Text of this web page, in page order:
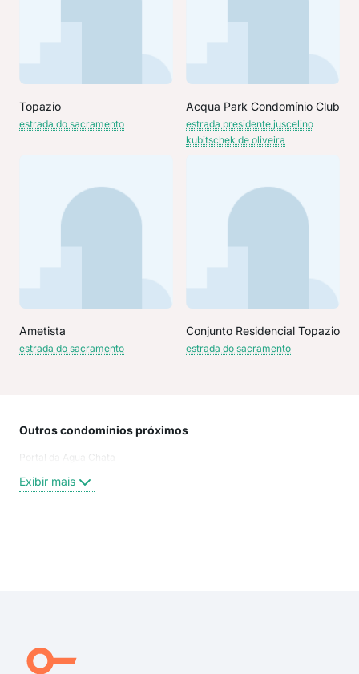
Topazio
estrada do sacramento
Acqua Park Condomínio Club
estrada presidente juscelino
kubitschek de oliveira
Ametista
estrada do sacramento
Conjunto Residencial Topazio
estrada do sacramento
Outros condomínios próximos
Portal da Agua Chata
Exibir mais